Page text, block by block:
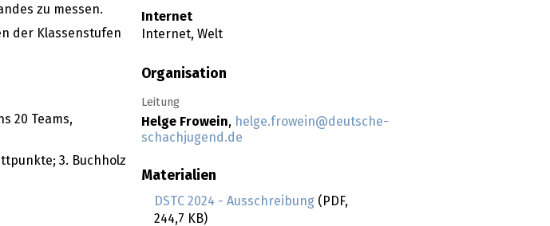
Internet
Internet, Welt
Organisation
Leitung
Helge Frowein, helge.frowein@deutsche-
schachjugend.de
Materialien
DSTC 2024 - Ausschreibung (PDF,
244,7 KB)
zu messen.
der Klassenstufen
20 Teams,
3. Buchholz